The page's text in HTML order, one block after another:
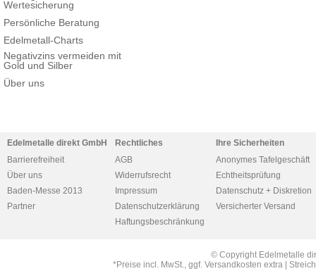
Wertesicherung
Persönliche Beratung
Edelmetall-Charts
Negativzins vermeiden mit
Gold und Silber
Über uns
Edelmetalle direkt GmbH
Barrierefreiheit
Über uns
Baden-Messe 2013
Partner
Rechtliches
AGB
Widerrufsrecht
Impressum
Datenschutzerklärung
Haftungsbeschränkung
Ihre Sicherheiten
Anonymes Tafelgeschäft
Echtheitsprüfung
Datenschutz + Diskretion
Versicherter Versand
© Copyright Edelmetalle
*Preise incl. MwSt., ggf. Versandkosten extra |